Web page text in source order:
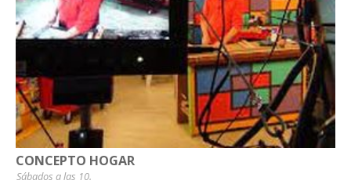
CONCEPTO HOGAR
Sábados a las 10.